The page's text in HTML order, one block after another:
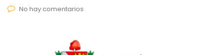
No hay comentarios